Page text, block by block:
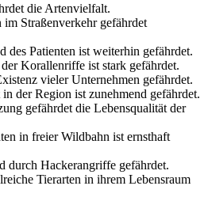
die Artenvielfalt.
im Straßenverkehr gefährdet
des Patienten ist weiterhin gefährdet.
Korallenriffe ist stark gefährdet.
vieler Unternehmen gefährdet.
der Region ist zunehmend gefährdet.
gefährdet die Lebensqualität der
in freier Wildbahn ist ernsthaft
durch Hackerangriffe gefährdet.
Tierarten in ihrem Lebensraum